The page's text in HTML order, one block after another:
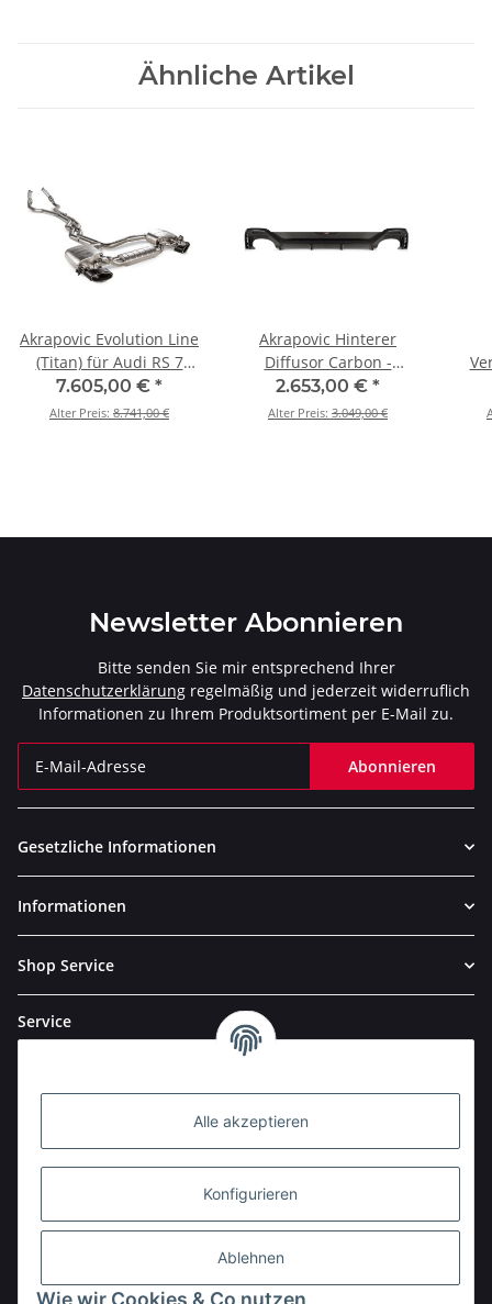
Alle akzeptieren
Konfigurieren
Ablehnen
Wie wir Cookies & Co nutzen
Ähnliche Artikel
Akrapovic Evolution Line
(Titan) für Audi RS 7
Sportback (C8) BJ. 2020 -
2026 - S-AU/T/2H
7.605,00 € *
Alter Preis: 8.741,00 €
Akrapovic Hinterer
Diffusor Carbon -
Hochglanz für RS 6
Avant Performance / RS
2.653,00 € *
Alter Preis: 3.049,00 €
Newsletter Abonnieren
Bitte senden Sie mir entsprechend Ihrer
Datenschutzerklärung regelmäßig und jederzeit widerruflich
Informationen zu Ihrem Produktsortiment per E-Mail zu.
Abonnieren
Gesetzliche Informationen
Informationen
Shop Service
Service